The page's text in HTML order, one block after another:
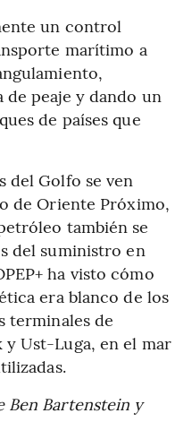
un control
marítimo a
de peaje y dando un
de países que
del Golfo se ven
de Oriente Próximo,
también se
del suministro en
ha visto cómo
era blanco de los
terminales de
Ust-Luga, en el mar
Bartenstein y